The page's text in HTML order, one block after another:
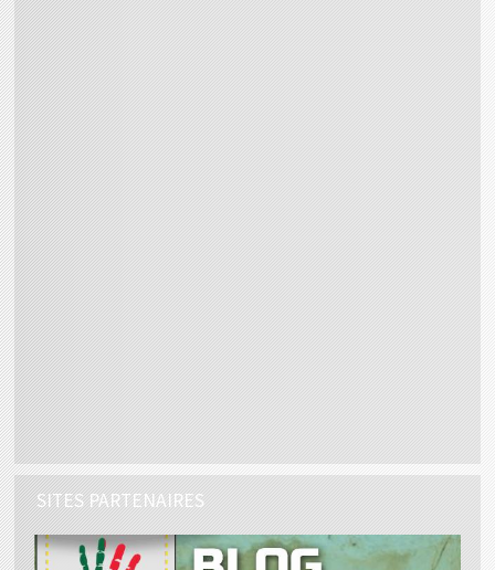
SITES PARTENAIRES